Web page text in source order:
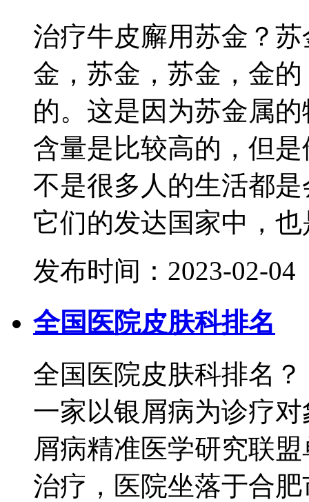
治疗牛皮廨用苏金？
金，苏金，苏金，金
的。这是因为苏金属
含量是比较高的，但
不是很多人的生活都
它们的发达国家中，
发布时间：2023-02-04
全国医院皮肤科排名
全国医院皮肤科排名
一家以银屑病为诊疗
屑病精准医学研究联
治疗，医院坐落于合